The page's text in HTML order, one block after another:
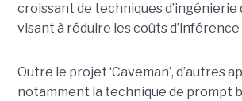
croissant de techniques d’ingénierie
visant à réduire les coûts d’inférence
Outre le projet ‘Caveman’, d’autres
notamment la technique de prompt